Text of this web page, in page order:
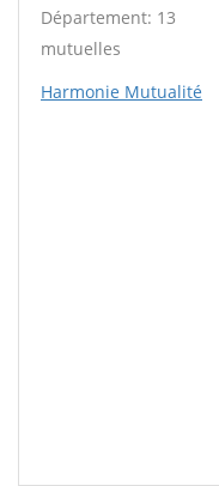
Département: 13
mutuelles
Harmonie Mutualité